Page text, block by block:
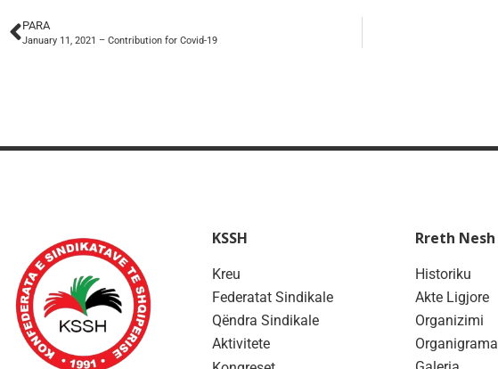
PARA
January 11, 2021 – Contribution for Covid-19
KSSH
Kreu
Federatat Sindikale
Qëndra Sindikale
Aktivitete
Rreth Nesh
Historiku
Akte Ligjore
Organizimi
Organigrama